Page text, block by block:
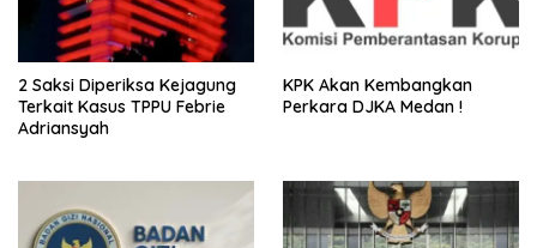
2 Saksi Diperiksa Kejagung
Terkait Kasus TPPU Febrie
Adriansyah
KPK Akan Kembangkan
Perkara DJKA Medan !